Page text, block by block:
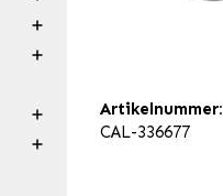
Artikelnummer:
CAL-336677